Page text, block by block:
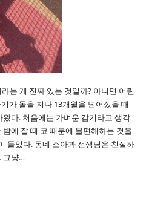
는 게 진짜 있는 것일까? 아니면 어린
가 돌을 지나 13개월을 넘어섰을 때
다. 처음에는 가벼운 감기라고 생각
에 잘 때 코 때문에 불편해하는 것을
들었다. 동네 소아과 선생님은 친절하
그냥…